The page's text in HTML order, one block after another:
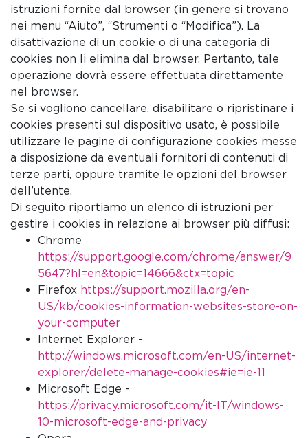
istruzioni fornite dal browser (in genere si trovano
nei menu “Aiuto”, “Strumenti o “Modifica”). La
disattivazione di un cookie o di una categoria di
cookies non li elimina dal browser. Pertanto, tale
operazione dovrà essere effettuata direttamente
nel browser.
Se si vogliono cancellare, disabilitare o ripristinare i
cookies presenti sul dispositivo usato, è possibile
utilizzare le pagine di configurazione cookies messe
a disposizione da eventuali fornitori di contenuti di
terze parti, oppure tramite le opzioni del browser
dell’utente.
Di seguito riportiamo un elenco di istruzioni per
gestire i cookies in relazione ai browser più diffusi:
Chrome
https://support.google.com/chrome/answer/9
5647?hl=en&topic=14666&ctx=topic
Firefox https://support.mozilla.org/en-
US/kb/cookies-information-websites-store-on-
your-computer
Internet Explorer -
http://windows.microsoft.com/en-US/internet-
explorer/delete-manage-cookies#ie=ie-11
Microsoft Edge -
https://privacy.microsoft.com/it-IT/windows-
10-microsoft-edge-and-privacy